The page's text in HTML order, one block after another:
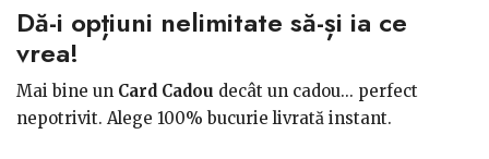
Dă-i opțiuni nelimitate să-și ia ce
vrea!
Mai bine un Card Cadou decât un cadou... perfect
nepotrivit. Alege 100% bucurie livrată instant.